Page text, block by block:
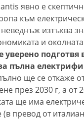
явно е
към
неведнъж изтъква
и
уверено
пълна
ще се откаже от
през 2030 г, а от
ще има
превод от